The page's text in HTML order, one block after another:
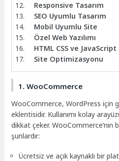
Responsive Tasarım
SEO Uyumlu Tasarım
Mobil Uyumlu Site
Özel Web Yazılımı
HTML CSS ve JavaScript
Site Optimizasyonu
1. WooCommerce
WooCommerce, WordPress için
eklentisidir. Kullanımı kolay
dikkat çeker. WooCommerce’nin
şunlardır:
Ücretsiz ve açık kaynaklı bir